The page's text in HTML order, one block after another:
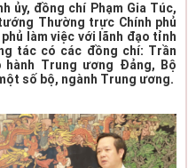
ủy, đồng chí Phạm Gia Túc,
Thường trực Chính phủ
làm việc với lãnh đạo tỉnh
tác có các đồng chí: Trần
hành Trung ương Đảng, Bộ
số bộ, ngành Trung ương.